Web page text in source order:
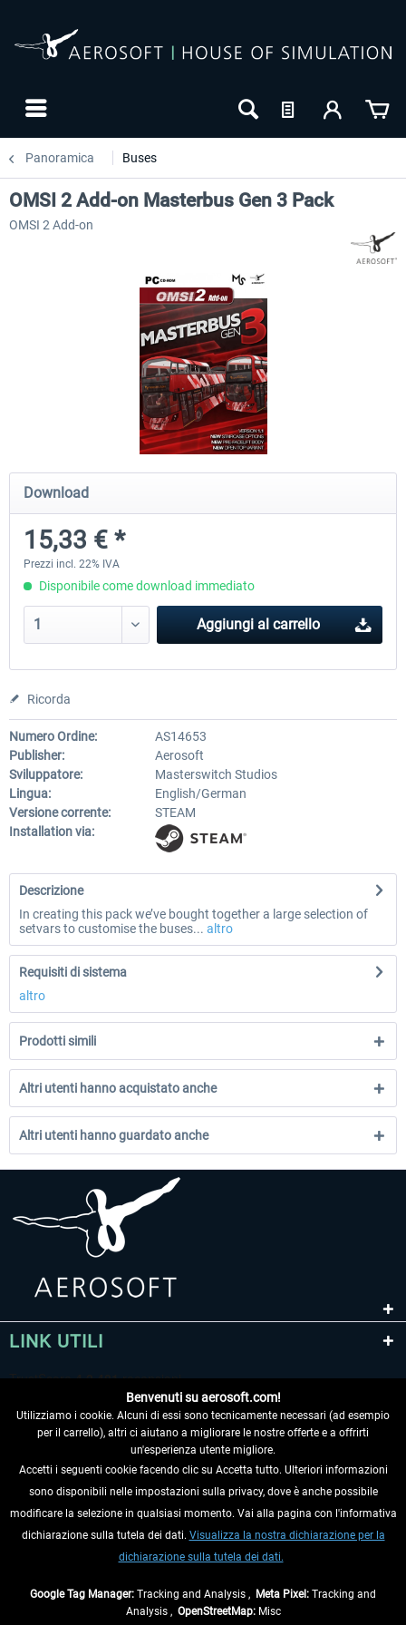
Panoramica Buses
OMSI 2 Add-on Valiant Citybus 7700
Hybrid
12,29 € *
OMSI 2 Add-on IVECO Bus
OMSI 2 Add-on Masterbus Gen 3 Pack
OMSI 2 Add-on
Download
15,33 € *
Prezzi incl. 22% IVA
Disponibile come download immediato
Aggiungi al carrello
Ricorda
Numero Ordine:
AS14653
Publisher:
Aerosoft
Sviluppatore:
Masterswitch Studios
Lingua:
English/German
Versione corrente:
STEAM
Installation via:
Descrizione
In creating this pack we’ve bought together a large selection of
setvars to customise the buses... altro
Requisiti di sistema
altro
Prodotti simili
Altri utenti hanno acquistato anche
Altri utenti hanno guardato anche
LINK UTILI
RECEDERE DAL CONTRATTO
INFORMAZIONI
Benvenuti su aerosoft.com!
Utilizziamo i cookie. Alcuni di essi sono tecnicamente necessari (ad esempio
per il carrello), altri ci aiutano a migliorare le nostre offerte e a offrirti
un'esperienza utente migliore.
Accetti i seguenti cookie facendo clic su Accetta tutto. Ulteriori informazioni
sono disponibili nelle impostazioni sulla privacy, dove è anche possibile
modificare la selezione in qualsiasi momento. Vai alla pagina con l'informativa
dichiarazione sulla tutela dei dati. Visualizza la nostra dichiarazione per la
dichiarazione sulla tutela dei dati.
Google Tag Manager: Tracking and Analysis , Meta Pixel: Tracking and
Analysis , OpenStreetMap:Misc